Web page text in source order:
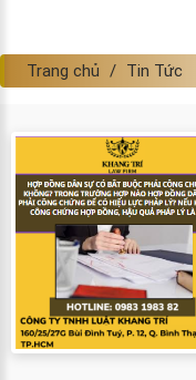
Trang chủ Tin Tức